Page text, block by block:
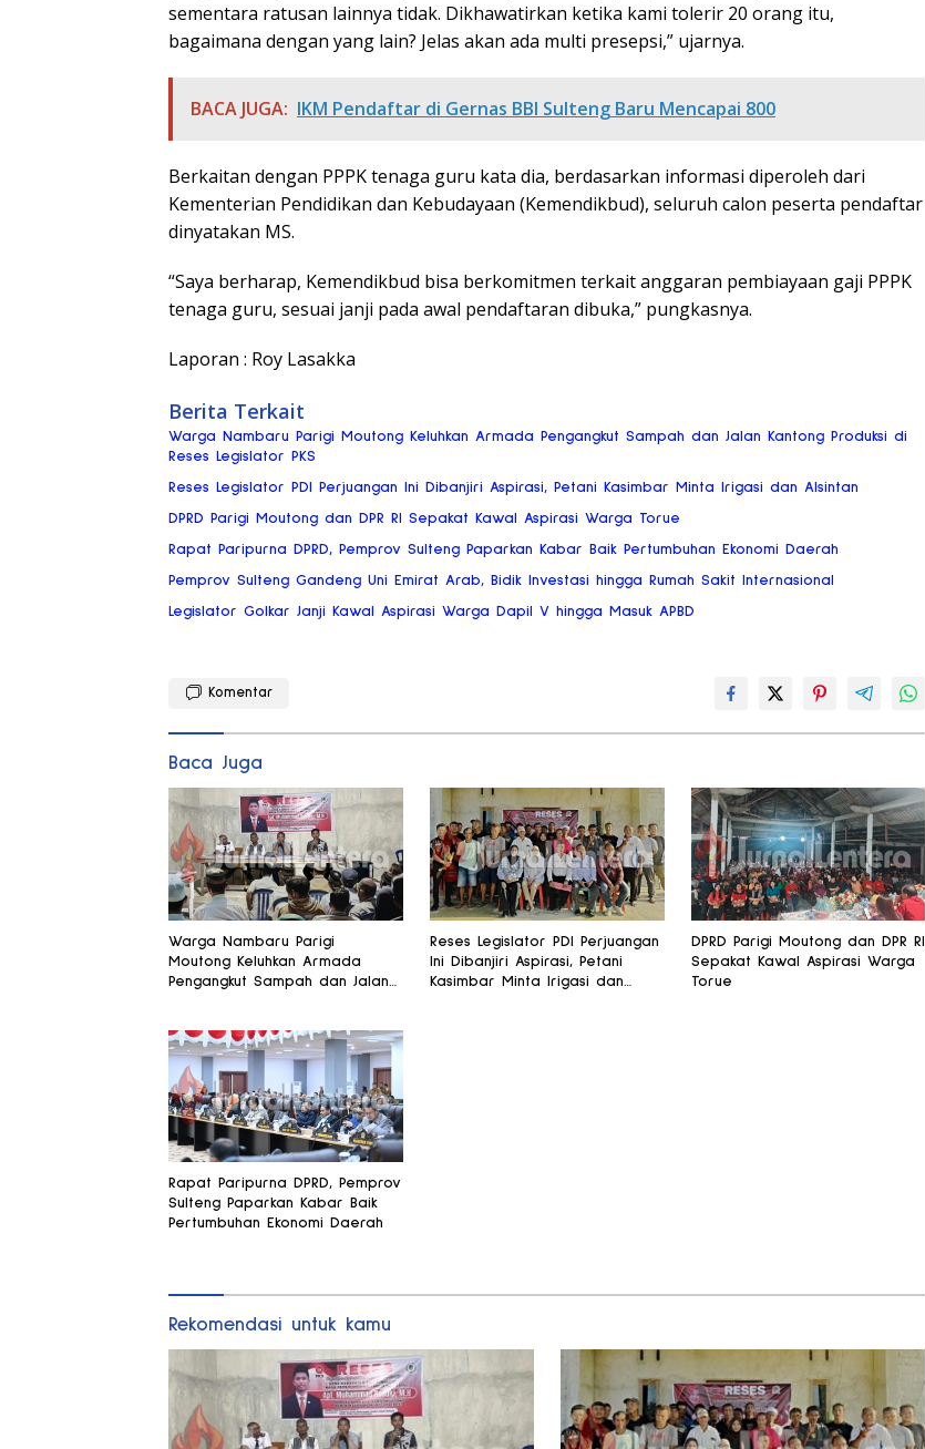
sementara ratusan lainnya tidak. Dikhawatirkan ketika kami tolerir 20 orang itu,
bagaimana dengan yang lain? Jelas akan ada multi presepsi,” ujarnya.
BACA JUGA: IKM Pendaftar di Gernas BBI Sulteng Baru Mencapai 800
Berkaitan dengan PPPK tenaga guru kata dia, berdasarkan informasi diperoleh dari
Kementerian Pendidikan dan Kebudayaan (Kemendikbud), seluruh calon peserta pendaftar
dinyatakan MS.
“Saya berharap, Kemendikbud bisa berkomitmen terkait anggaran pembiayaan gaji PPPK
tenaga guru, sesuai janji pada awal pendaftaran dibuka,” pungkasnya.
Laporan : Roy Lasakka
Berita Terkait
Warga Nambaru Parigi Moutong Keluhkan Armada Pengangkut Sampah dan Jalan Kantong Produksi di
Reses Legislator PKS
Reses Legislator PDI Perjuangan Ini Dibanjiri Aspirasi, Petani Kasimbar Minta Irigasi dan Alsintan
DPRD Parigi Moutong dan DPR RI Sepakat Kawal Aspirasi Warga Torue
Rapat Paripurna DPRD, Pemprov Sulteng Paparkan Kabar Baik Pertumbuhan Ekonomi Daerah
Pemprov Sulteng Gandeng Uni Emirat Arab, Bidik Investasi hingga Rumah Sakit Internasional
Legislator Golkar Janji Kawal Aspirasi Warga Dapil V hingga Masuk APBD
Komentar
Baca Juga
Warga Nambaru Parigi
Moutong Keluhkan Armada
Pengangkut Sampah dan Jalan
Reses Legislator PDI Perjuangan
Ini Dibanjiri Aspirasi, Petani
Kasimbar Minta Irigasi dan
DPRD Parigi Moutong dan DPR RI
Sepakat Kawal Aspirasi Warga
Torue
Rapat Paripurna DPRD, Pemprov
Sulteng Paparkan Kabar Baik
Pertumbuhan Ekonomi Daerah
Rekomendasi untuk kamu